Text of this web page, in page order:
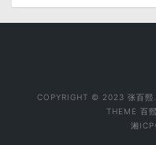
COPYRIGHT © 2023 张百熙.
THEME 百
湘